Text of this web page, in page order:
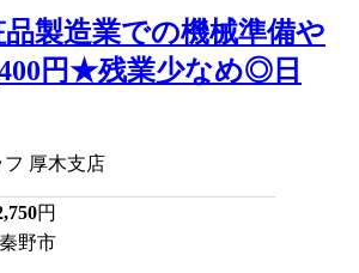
製造業での機械準備や
円★残業少なめ◎日
厚木支店
円
野市